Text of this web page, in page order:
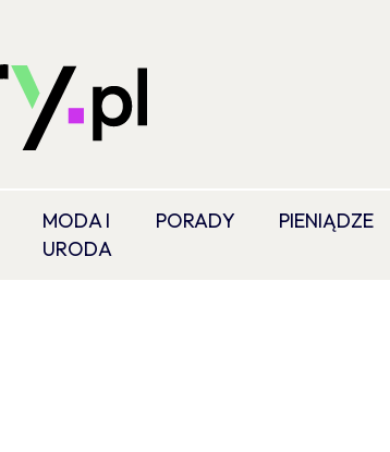
MODA I
URODA
PORADY PIENIĄDZE